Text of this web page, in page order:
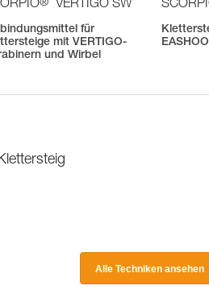
® VERTIGO SW
für
mit VERTIGO-
und Wirbel
Alle Techniken ansehen